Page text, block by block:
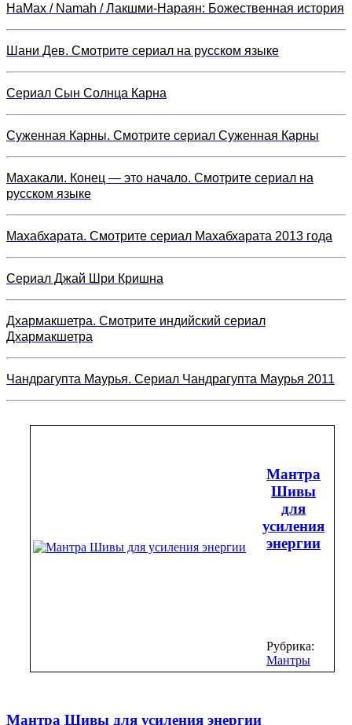
НаМах / Namah / Лакшми-Нараян: Божественная история
Шани Дев. Смотрите сериал на русском языке
Сериал Сын Солнца Карна
Суженная Карны. Смотрите сериал Суженная Карны
Махакали. Конец — это начало. Смотрите сериал на
русском языке
Махабхарата. Смотрите сериал Махабхарата 2013 года
Сериал Джай Шри Кришна
Дхармакшетра. Смотрите индийский сериал
Дхармакшетра
Чандрагупта Маурья. Сериал Чандрагупта Маурья 2011
Мантра
Шивы
для
усиления
энергии
Рубрика:
Мантры
Мантра Шивы для усиления энергии